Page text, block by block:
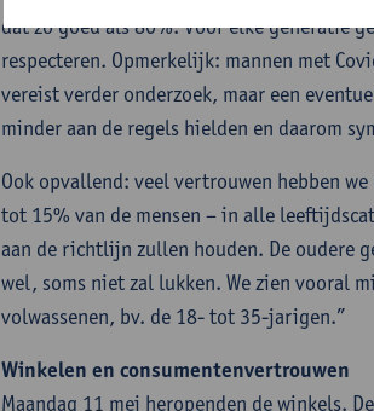
dat zo goed als 80%. Voor elke generatie
respecteren. Opmerkelijk: mannen met
vereist verder onderzoek, maar een
minder aan de regels hielden en daarom
Ook opvallend: veel vertrouwen hebben
tot 15% van de mensen – in alle
aan de richtlijn zullen houden. De oudere
wel, soms niet zal lukken. We zien vooral
volwassenen, bv. de 18- tot 35-jarigen.”
Winkelen en consumentenvertrouwen
Maandag 11 mei heropenden de winkels.